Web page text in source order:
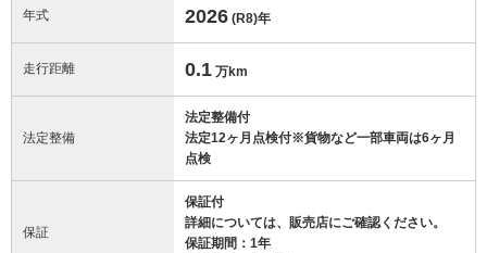
年式 2026 (R8)年
走行距離 0.1 万km
法定整備
法定整備付
法定12ヶ月点検付※貨物など一部車両は6ヶ月
点検
保証
保証付
詳細については、販売店にご確認ください。
保証期間：1年